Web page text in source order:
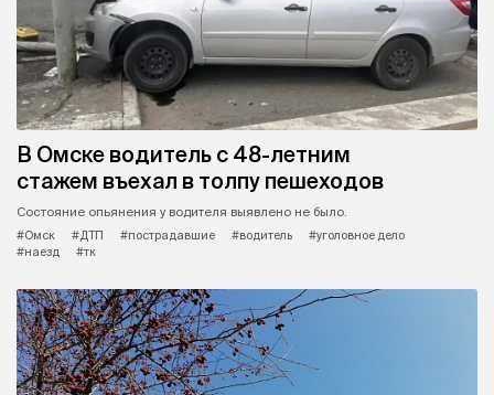
В Омске водитель с 48-летним
стажем въехал в толпу пешеходов
Состояние опьянения у водителя выявлено не было.
#Омск
#ДТП #пострадавшие #водитель
#уголовное дело
#наезд
#тк